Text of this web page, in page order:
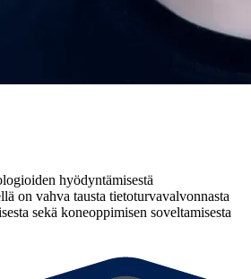
hyödyntämisestä
on vahva tausta tietoturvavalvonnasta
sekä koneoppimisen soveltamisesta